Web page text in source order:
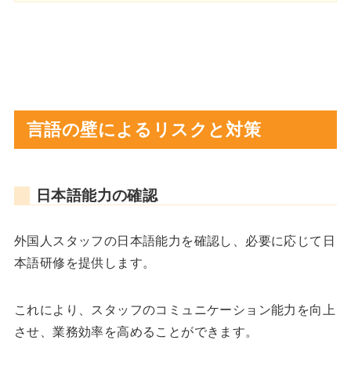
言語の壁によるリスクと対策
日本語能力の確認
外国人スタッフの日本語能力を確認し、必要に応じて日
本語研修を提供します。
これにより、スタッフのコミュニケーション能力を向上
させ、業務効率を高めることができます。